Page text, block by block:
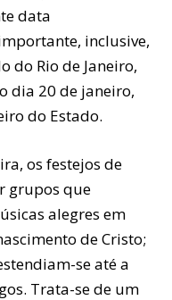
data
inclusive,
do Rio de Janeiro,
dia 20 de janeiro,
do Estado.
os festejos de
grupos que
alegres em
de Cristo;
se até a
Trata-se de um